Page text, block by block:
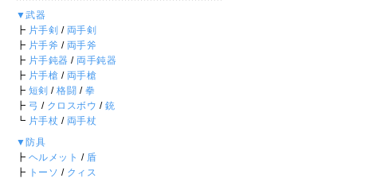
▼武器
┣ 片手剣 / 両手剣
┣ 片手斧 / 両手斧
┣ 片手鈍器 / 両手鈍器
┣ 片手槍 / 両手槍
┣ 短剣 /格闘 / 拳
┣ 弓 / クロスボウ / 銃
┗ 片手杖 / 両手杖
▼防具
┣ ヘルメット / 盾
┣ トーソ / クィス